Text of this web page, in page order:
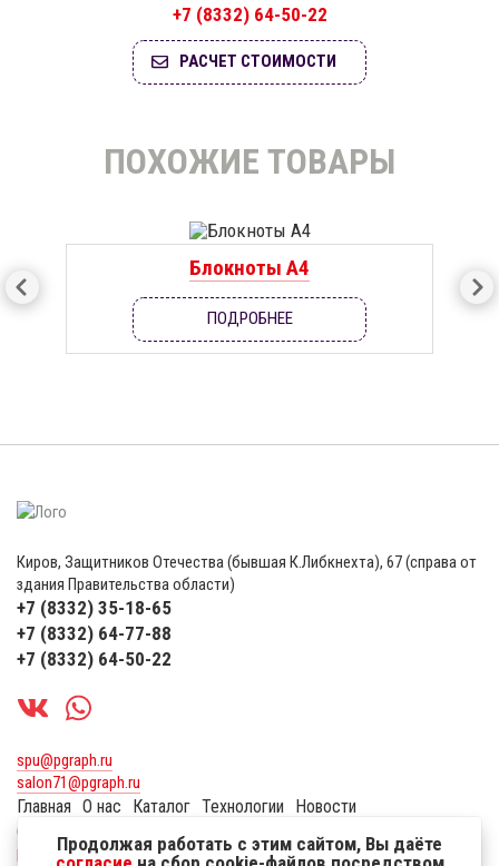
+7 (8332) 64-50-22
РАСЧЕТ СТОИМОСТИ
ПОХОЖИЕ ТОВАРЫ
Блокноты А4
ПОДРОБНЕЕ
Киров, Защитников Отечества (бывшая К.Либкнехта), 67 (справа от
здания Правительства области)
+7 (8332) 35-18-65
+7 (8332) 64-77-88
+7 (8332) 64-50-22
spu@pgraph.ru
salon71@pgraph.ru
Главная О нас Каталог Технологии
Новости
Сувенирная продукция
Оплата и доставка Контакты
Политика по защите персональных данных пользователей
Продолжая работать с этим сайтом, Вы даёте